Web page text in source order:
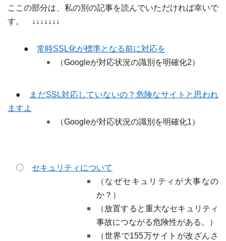
ここの部分は、私の別の記事を読んでいただければ幸いで
す。
↓↓↓↓↓↓↓
● 常時SSL化が標準となる前に対応を
（Googleが対応状況の識別を明確化2）
● まだSSL対応していないの？危険なサイトと思われ
ますよ
（Googleが対応状況の識別を明確化1）
〇 セキュリティについて
（なぜセキュリティが大事なの
か？）
（放置すると重大なセキュリティ
事故につながる危険性がある。）
（世界で155万サイトが改ざんさ